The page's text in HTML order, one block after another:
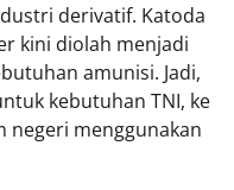
derivatif. Katoda
kini diolah menjadi
amunisi. Jadi,
kebutuhan TNI, ke
negeri menggunakan